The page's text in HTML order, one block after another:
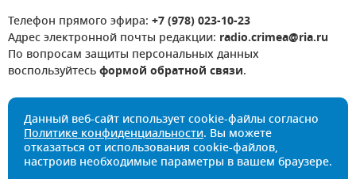
Телефон прямого эфира: +7 (978) 023-10-23
Адрес электронной почты редакции: radio.crimea@ria.ru
По вопросам защиты персональных данных
воспользуйтесьформой обратной связи.
Данный веб-сайт использует cookie-файлы согласно
Политике конфиденциальности. Вы можете
отказаться от использования cookie-файлов,
настроив необходимые параметры в вашем браузере.